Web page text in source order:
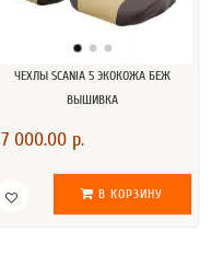
ЧЕХЛЫ SCANIA 5 ЭКОКОЖА БЕЖ
ВЫШИВКА
7 000.00 р.
В КОРЗИНУ